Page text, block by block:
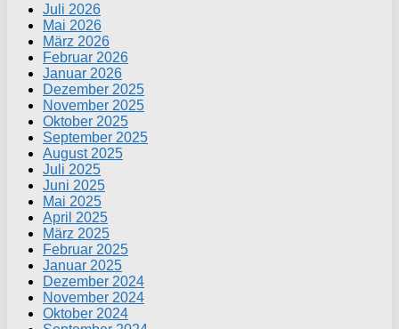
Juli 2026
Mai 2026
März 2026
Februar 2026
Januar 2026
Dezember 2025
November 2025
Oktober 2025
September 2025
August 2025
Juli 2025
Juni 2025
Mai 2025
April 2025
März 2025
Februar 2025
Januar 2025
Dezember 2024
November 2024
Oktober 2024